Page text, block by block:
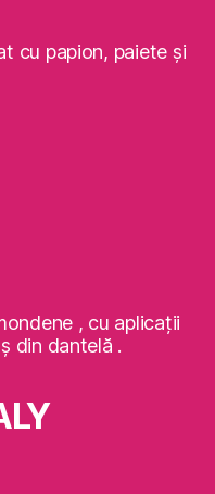
cu papion, paiete şi
, cu aplicaţii
din dantelă .